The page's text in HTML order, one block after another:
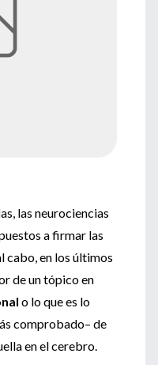
las neurociencias
a firmar las
cabo, en los últimos
de un tópico en
o lo que es lo
comprobado– de
en el cerebro.